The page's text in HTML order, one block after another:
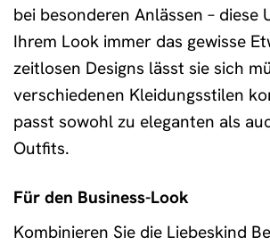
bei besonderen Anlässen – diese
Ihrem Look immer das gewisse
zeitlosen Designs lässt sie sich
verschiedenen Kleidungsstilen
passt sowohl zu eleganten als
Outfits.
Für den Business-Look
Kombinieren Sie die Liebeskind